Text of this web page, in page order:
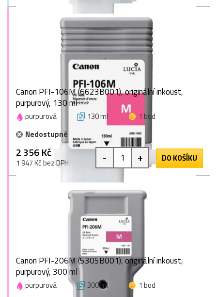
Canon PFI-106M (6623B001), originální inkoust,
purpurový, 130 ml
purpurová 130 ml
1 bod
Nedostupné
2 356 Kč
1 947 Kč bez DPH - + DO KOŠÍKU
Canon PFI-206M (5305B001), originální inkoust,
purpurový, 300 ml
purpurová 300 ml
1 bod